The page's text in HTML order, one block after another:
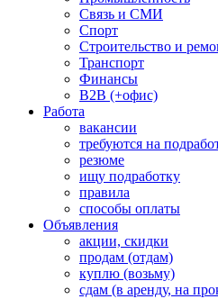
Связь и СМИ
Спорт
Строительство и
Транспорт
Финансы
B2B (+офис)
Работа
вакансии
требуются на
резюме
ищу подработку
правила
способы оплаты
Объявления
акции, скидки
продам (отдам)
куплю (возьму)
сдам (в аренду, на